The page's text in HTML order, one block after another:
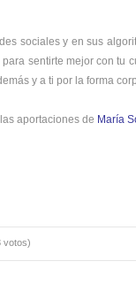
sociales y en sus
sentirte mejor con tu
y a ti por la forma
aportaciones de María
votos)